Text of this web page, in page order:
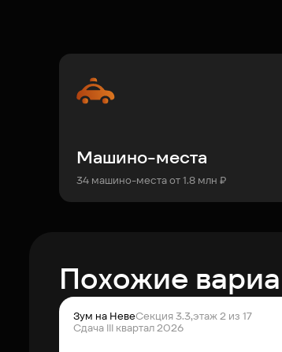
Машино-места
34 машино-места от 1.8 млн ₽
Похожие
Зум на НевеСекция 3.3,этаж 2 из 17
Сдача III квартал 2026